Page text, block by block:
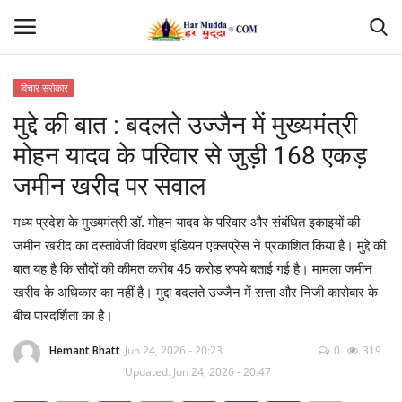
Home
देश
मध्यप्रदेश
छत्तीसगढ़
विचार सरोकार
मुद्दे की बात : बदलते उज्जैन में मुख्यमंत्री
मोहन यादव के परिवार से जुड़ी 168 एकड़
जमीन खरीद पर सवाल
मध्य प्रदेश के मुख्यमंत्री डॉ. मोहन यादव के परिवार और संबंधित इकाइयों की
जमीन खरीद का दस्तावेजी विवरण इंडियन एक्सप्रेस ने प्रकाशित किया है। मुद्दे की
बात यह है कि सौदों की कीमत करीब 45 करोड़ रुपये बताई गई है। मामला जमीन
खरीद के अधिकार का नहीं है। मुद्दा बदलते उज्जैन में सत्ता और निजी कारोबार के
बीच पारदर्शिता का है।
Hemant Bhatt Jun 24, 2026 - 20:23
Updated: Jun 24, 2026 - 20:47
0 319